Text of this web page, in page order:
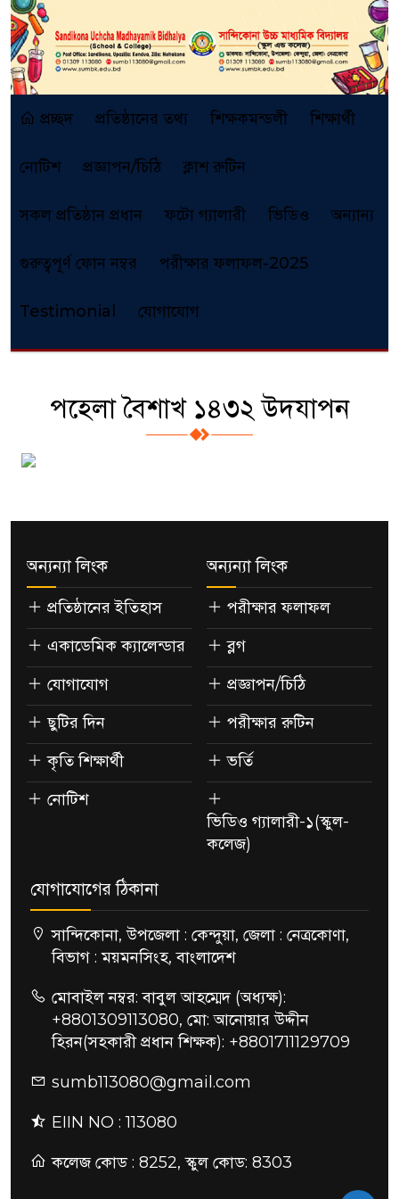
প্রচ্ছদ প্রতিষ্ঠানের তথ্য শিক্ষকমন্ডলী শিক্ষার্থী
নোটিশ প্রজ্ঞাপন/চিঠি ক্লাশ রুটিন
সকল প্রতিষ্ঠান প্রধান ফটো গ্যালারী ভিডিও অন্যান্য
গুরুত্বপূর্ণ ফোন নম্বর পরীক্ষার ফলাফল-2025
Testimonial যোগাযোগ
পহেলা বৈশাখ ১৪৩২ উদযাপন
অন্যন্যা লিংক
প্রতিষ্ঠানের ইতিহাস
একাডেমিক ক্যালেন্ডার
যোগাযোগ
ছুটির দিন
কৃতি শিক্ষার্থী
নোটিশ
অন্যন্যা লিংক
পরীক্ষার ফলাফল
ব্লগ
প্রজ্ঞাপন/চিঠি
পরীক্ষার রুটিন
ভর্তি
ভিডিও গ্যালারী-১(স্কুল-
কলেজ)
যোগাযোগের ঠিকানা
সান্দিকোনা, উপজেলা : কেন্দুয়া, জেলা : নেত্রকোণা,
বিভাগ : ময়মনসিংহ, বাংলাদেশ
মোবাইল নম্বর: বাবুল আহম্মেদ (অধ্যক্ষ):
+8801309113080, মো: আনোয়ার উদ্দীন
হিরন(সহকারী প্রধান শিক্ষক): +8801711129709
sumb113080@gmail.com
EIIN NO : 113080
কলেজ কোড : 8252, স্কুল কোড: 8303